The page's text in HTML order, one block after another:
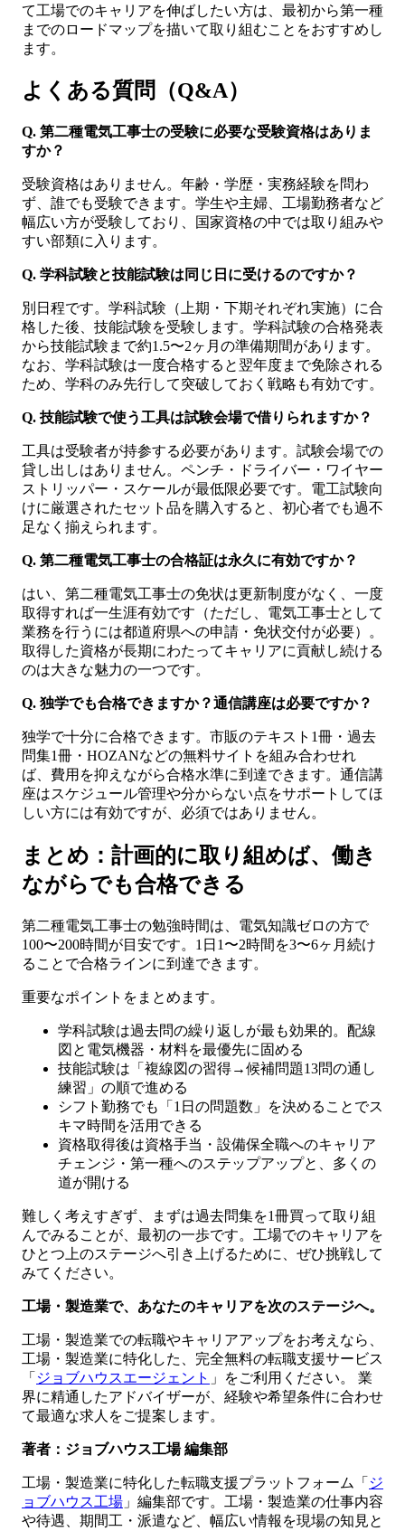
て工場でのキャリアを伸ばしたい方は、最初から第一種
までのロードマップを描いて取り組むことをおすすめし
ます。
よくある質問（Q&A）
Q. 第二種電気工事士の受験に必要な受験資格はありま
すか？
受験資格はありません。年齢・学歴・実務経験を問わ
ず、誰でも受験できます。学生や主婦、工場勤務者など
幅広い方が受験しており、国家資格の中では取り組みや
すい部類に入ります。
Q. 学科試験と技能試験は同じ日に受けるのですか？
別日程です。学科試験（上期・下期それぞれ実施）に合
格した後、技能試験を受験します。学科試験の合格発表
から技能試験まで約1.5〜2ヶ月の準備期間があります。
なお、学科試験は一度合格すると翌年度まで免除される
ため、学科のみ先行して突破しておく戦略も有効です。
Q. 技能試験で使う工具は試験会場で借りられますか？
工具は受験者が持参する必要があります。試験会場での
貸し出しはありません。ペンチ・ドライバー・ワイヤー
ストリッパー・スケールが最低限必要です。電工試験向
けに厳選されたセット品を購入すると、初心者でも過不
足なく揃えられます。
Q. 第二種電気工事士の合格証は永久に有効ですか？
はい、第二種電気工事士の免状は更新制度がなく、一度
取得すれば一生涯有効です（ただし、電気工事士として
業務を行うには都道府県への申請・免状交付が必要）。
取得した資格が長期にわたってキャリアに貢献し続ける
のは大きな魅力の一つです。
Q. 独学でも合格できますか？通信講座は必要ですか？
独学で十分に合格できます。市販のテキスト1冊・過去
問集1冊・HOZANなどの無料サイトを組み合わせれ
ば、費用を抑えながら合格水準に到達できます。通信講
座はスケジュール管理や分からない点をサポートしてほ
しい方には有効ですが、必須ではありません。
まとめ：計画的に取り組めば、働き
ながらでも合格できる
第二種電気工事士の勉強時間は、電気知識ゼロの方で
100〜200時間が目安です。1日1〜2時間を3〜6ヶ月続け
ることで合格ラインに到達できます。
重要なポイントをまとめます。
学科試験は過去問の繰り返しが最も効果的。配線
図と電気機器・材料を最優先に固める
技能試験は「複線図の習得→候補問題13問の通し
練習」の順で進める
シフト勤務でも「1日の問題数」を決めることでス
キマ時間を活用できる
資格取得後は資格手当・設備保全職へのキャリア
チェンジ・第一種へのステップアップと、多くの
道が開ける
難しく考えすぎず、まずは過去問集を1冊買って取り組
んでみることが、最初の一歩です。工場でのキャリアを
ひとつ上のステージへ引き上げるために、ぜひ挑戦して
みてください。
工場・製造業で、あなたのキャリアを次のステージへ。
工場・製造業での転職やキャリアアップをお考えなら、
工場・製造業に特化した、完全無料の転職支援サービス
「 ジョブハウスエージェント 」をご利用ください。 業
界に精通したアドバイザーが、経験や希望条件に合わせ
て最適な求人をご提案します。
著者：ジョブハウス工場 編集部
工場・製造業に特化した転職支援プラットフォーム「 ジ
ョブハウス工場 」編集部です。工場・製造業の仕事内容
や待遇、期間工・派遣など、幅広い情報を現場の知見と